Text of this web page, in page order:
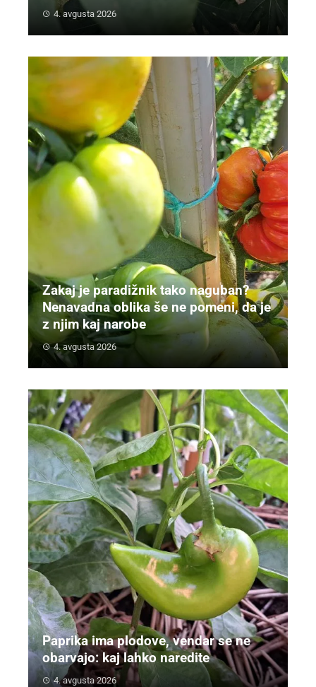
4. avgusta 2026
Zakaj je paradižnik tako naguban?
Nenavadna oblika še ne pomeni, da je
z njim kaj narobe
4. avgusta 2026
Paprika ima plodove, vendar se ne
obarvajo: kaj lahko naredite
4. avgusta 2026